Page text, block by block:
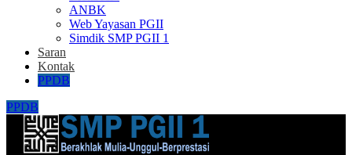
ANBK
Web Yayasan PGII
Simdik SMP PGII 1
Saran
Kontak
PPDB
PPDB